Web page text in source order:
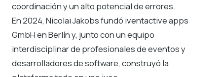
coordinación y un alto potencial de errores.
En 2024, Nicolai Jakobs fundó iventactive apps
GmbH en Berlín y, junto con un equipo
interdisciplinar de profesionales de eventos y
desarrolladores de software, construyó la